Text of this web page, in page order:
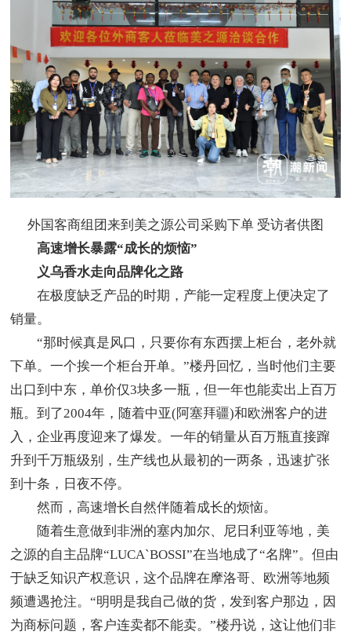
外国客商组团来到美之源公司采购下单 受访者供图
高速增长暴露“成长的烦恼”
义乌香水走向品牌化之路
在极度缺乏产品的时期，产能一定程度上便决定了
销量。
“那时候真是风口，只要你有东西摆上柜台，老外就
下单。一个挨一个柜台开单。”楼丹回忆，当时他们主要
出口到中东，单价仅3块多一瓶，但一年也能卖出上百万
瓶。到了2004年，随着中亚(阿塞拜疆)和欧洲客户的进
入，企业再度迎来了爆发。一年的销量从百万瓶直接蹿
升到千万瓶级别，生产线也从最初的一两条，迅速扩张
到十条，日夜不停。
然而，高速增长自然伴随着成长的烦恼。
随着生意做到非洲的塞内加尔、尼日利亚等地，美
之源的自主品牌“LUCA`BOSSI”在当地成了“名牌”。但由
于缺乏知识产权意识，这个品牌在摩洛哥、欧洲等地频
频遭遇抢注。“明明是我自己做的货，发到客户那边，因
为商标问题，客户连卖都不能卖。”楼丹说，这让他们非